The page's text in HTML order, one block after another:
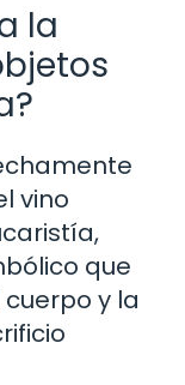
la
vino
que
y la